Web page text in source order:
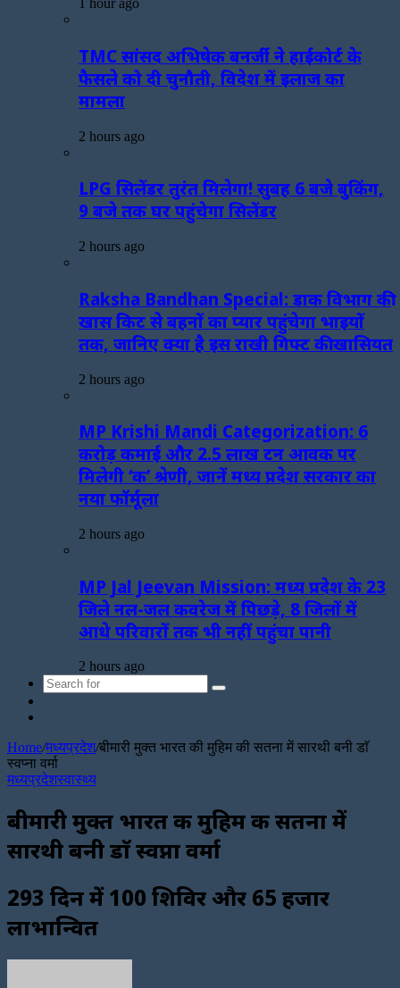
1 hour ago
TMC सांसद अभिषेक बनर्जी ने हाईकोर्ट के
फैसले को दी चुनौती, विदेश में इलाज का
मामला
2 hours ago
LPG सिलेंडर तुरंत मिलेगा! सुबह 6 बजे बुकिंग,
9 बजे तक घर पहुंचेगा सिलेंडर
2 hours ago
Raksha Bandhan Special: डाक विभाग की
खास किट से बहनों का प्यार पहुंचेगा भाइयों
तक, जानिए क्या है इस राखी गिफ्ट की खासियत
2 hours ago
MP Krishi Mandi Categorization: 6
करोड़ कमाई और 2.5 लाख टन आवक पर
मिलेगी ‘क’ श्रेणी, जानें मध्य प्रदेश सरकार का
नया फॉर्मूला
2 hours ago
MP Jal Jeevan Mission: मध्य प्रदेश के 23
जिले नल-जल कवरेज में पिछड़े, 8 जिलों में
आधे परिवारों तक भी नहीं पहुंचा पानी
2 hours ago
Search
Home/मध्यप्रदेश/बीमारी मुक्त भारत की मुहिम की सतना में सारथी बनी डाॅ
स्वप्ना वर्मा
मध्यप्रदेशस्वास्थ्य
बीमारी मुक्त भारत की मुहिम की सतना में
सारथी बनी डाॅ स्वप्ना वर्मा
293 दिन में 100 शिविर और 65 हजार
लाभान्वित